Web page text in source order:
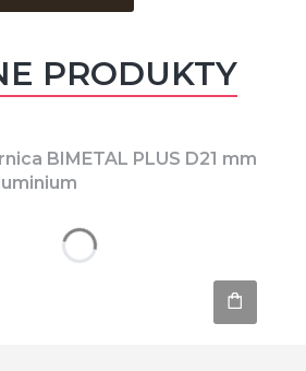
PRODUKTY
BIMETAL PLUS D21 mm